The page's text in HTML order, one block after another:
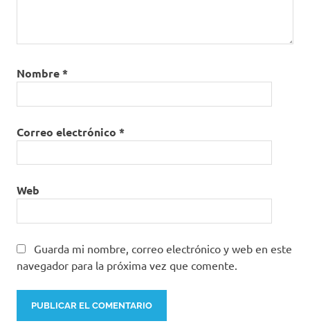
Nombre*
Correo electrónico *
Web
Guarda mi nombre, correo electrónico y web en este
navegador para la próxima vez que comente.